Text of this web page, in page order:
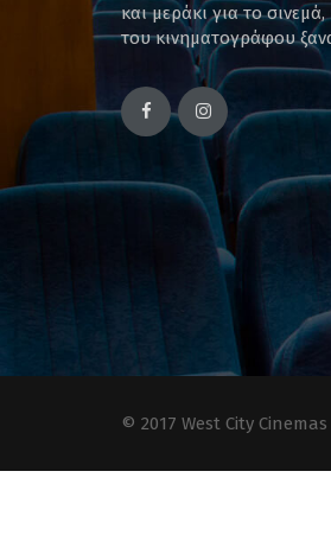
και μεράκι για το
του κινηματογράφου
© 2017 West City